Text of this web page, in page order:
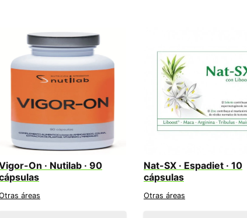
On · Nutilab · 90
áreas
Nat-SX · Espadiet · 10
cápsulas
Otras áreas